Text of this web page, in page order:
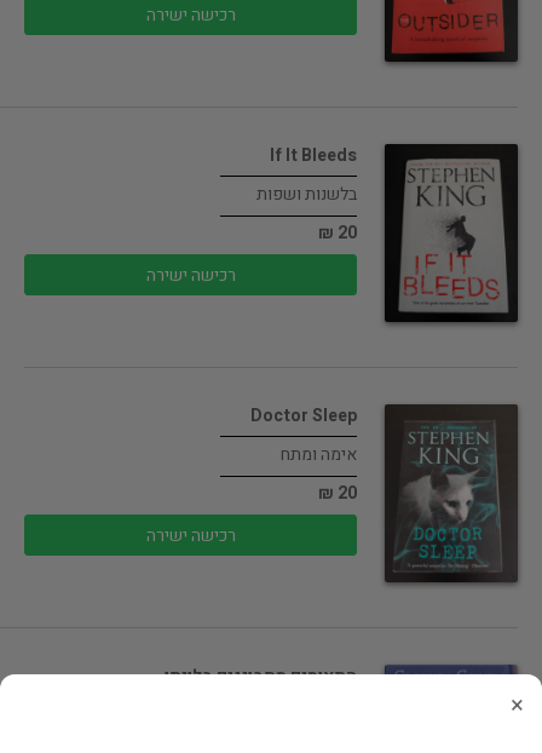
רכישה ישירה
If It Bleeds
בלשנות ושפות
20 ₪
רכישה ישירה
Doctor Sleep
אימה ומתח
20 ₪
רכישה ישירה
התאומים מתבוננים בלויתן
×